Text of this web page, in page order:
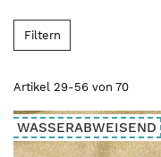
Artikel 29-56 von 70
WASSERABWEISEND
Filtern